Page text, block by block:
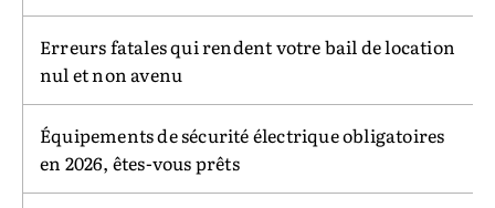
Erreurs fatales qui rendent votre bail de location
nul et non avenu
Équipements de sécurité électrique obligatoires
en 2026, êtes-vous prêts